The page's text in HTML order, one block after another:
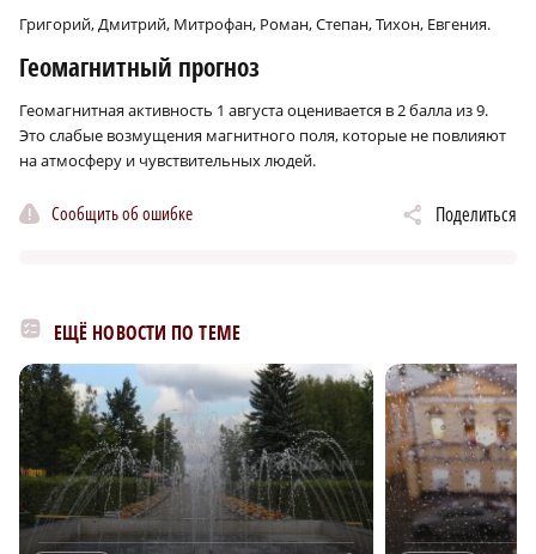
Григорий, Дмитрий, Митрофан, Роман, Степан, Тихон, Евгения.
Геомагнитный прогноз
Геомагнитная активность 1 августа оценивается в 2 балла из 9.
Это слабые возмущения магнитного поля, которые не повлияют
на атмосферу и чувствительных людей.
Сообщить об ошибке Поделиться
ЕЩЁ НОВОСТИ ПО ТЕМЕ